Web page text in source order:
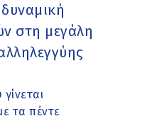
στη μεγάλη
τα πέντε